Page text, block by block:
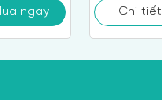
ngay Chi tiết